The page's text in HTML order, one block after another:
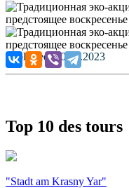
Published: 20.09.2023
Top 10 des tours
"Stadt am Krasny Yar"